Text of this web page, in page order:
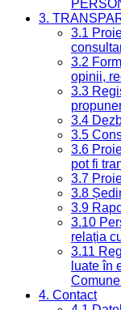
3.
3.1
3.2
opinii,
3.3
3.4
3.5
3.6
pot fi
3.7
3.8
3.9
3.10
relația
3.11
luate în
4. Contact